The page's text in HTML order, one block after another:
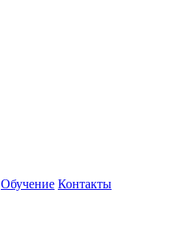
Обучение Контакты